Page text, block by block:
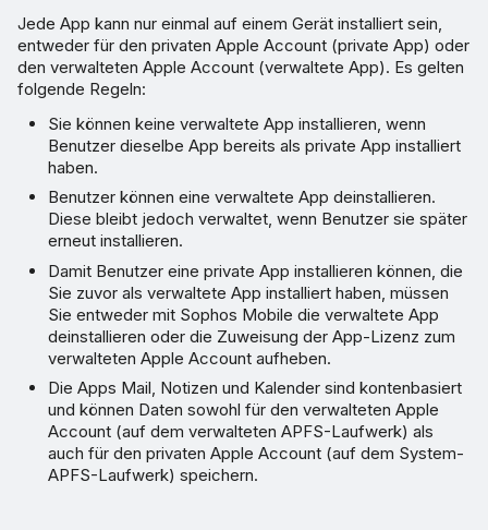
Jede App kann nur einmal auf einem Gerät installiert sein,
entweder für den privaten Apple Account (private App) oder
den verwalteten Apple Account (verwaltete App). Es gelten
folgende Regeln:
Sie können keine verwaltete App installieren, wenn
Benutzer dieselbe App bereits als private App installiert
haben.
Benutzer können eine verwaltete App deinstallieren.
Diese bleibt jedoch verwaltet, wenn Benutzer sie später
erneut installieren.
Damit Benutzer eine private App installieren können, die
Sie zuvor als verwaltete App installiert haben, müssen
Sie entweder mit Sophos Mobile die verwaltete App
deinstallieren oder die Zuweisung der App-Lizenz zum
verwalteten Apple Account aufheben.
Die Apps Mail, Notizen und Kalender sind kontenbasiert
und können Daten sowohl für den verwalteten Apple
Account (auf dem verwalteten APFS-Laufwerk) als
auch für den privaten Apple Account (auf dem System-
APFS-Laufwerk) speichern.